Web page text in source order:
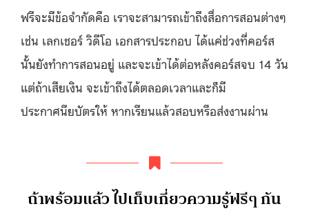
ฟรีจะมีข้อจำกัดคือ เราจะสามารถเข้าถึงสื่อการสอนต่างๆ
เช่น เลกเชอร์ วิดีโอ เอกสารประกอบ ได้แค่ช่วงที่คอร์ส
นั้นยังทำการสอนอยู่ และจะเข้าได้ต่อหลังคอร์สจบ 14 วัน
แต่ถ้าเสียเงิน จะเข้าถึงได้ตลอดเวลาและก็มี
ประกาศนียบัตรให้ หากเรียนแล้วสอบหรือส่งงานผ่าน
ถ้าพร้อมแล้ว ไปเก็บเกี่ยวความรู้ฟรีๆ กัน